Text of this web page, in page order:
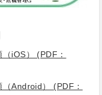
iOS） (PDF：
Android） (PDF：